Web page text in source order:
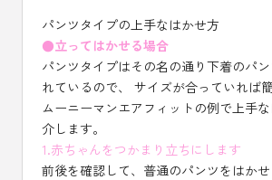
パンツタイプの上手なはかせ方
●立ってはかせる場合
パンツタイプはその名の通り下着のパ
れているので、 サイズが合っていれば簡
ムーニーマンエアフィットの例で上手
介します。
1.赤ちゃんをつかまり立ちにします
前後を確認して、普通のパンツをはか